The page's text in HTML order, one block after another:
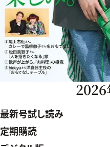
2026
最新号試し読み
定期購読